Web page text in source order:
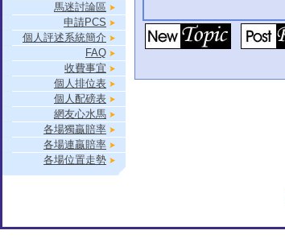
馬迷討論區
申請PCS
個人評述系統簡介
FAQ
收費事宜
個人排位表
個人配磅表
網友心水馬
各場獨贏賠率
各場連贏賠率
各場位置走勢